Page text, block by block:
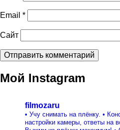
Email *
Сайт
Мой Instagram
filmozaru
• Учу снимать на плёнку. •
настройки камеры, ответы на